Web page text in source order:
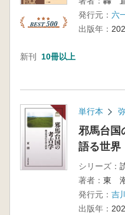
発行元： 六
出版年：
新刊 10冊以上
単行本
邪馬台国
語る世界
シリーズ：
著者： 東
発行元： 吉
出版年：